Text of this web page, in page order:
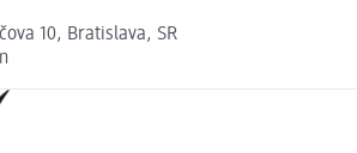
10, Bratislava, SR